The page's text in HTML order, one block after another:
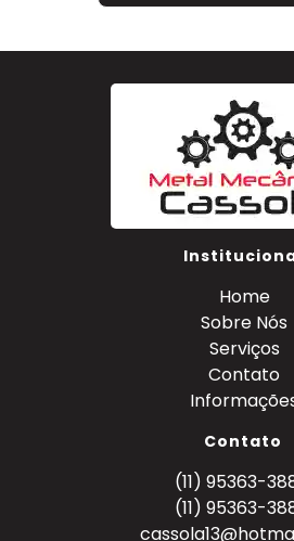
Home
Sobre Nós
Serviços
Contato
Contato
(11) 95363-
(11) 95363-